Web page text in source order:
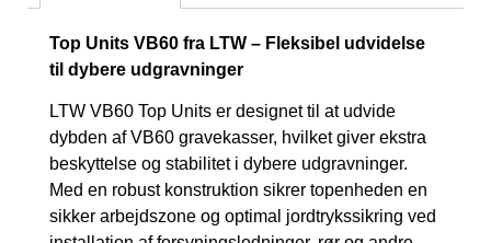
Top Units VB60 fra LTW – Fleksibel udvidelse
til dybere udgravninger
LTW VB60 Top Units er designet til at udvide
dybden af VB60 gravekasser, hvilket giver ekstra
beskyttelse og stabilitet i dybere udgravninger.
Med en robust konstruktion sikrer topenheden en
sikker arbejdszone og optimal jordtrykssikring ved